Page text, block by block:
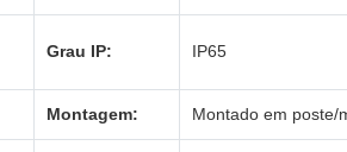
Grau IP: IP65
Montagem: Montado em poste/